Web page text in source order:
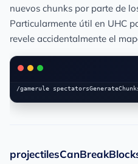
nuevos chunks por parte de
Particularmente útil en UHC
revele accidentalmente el